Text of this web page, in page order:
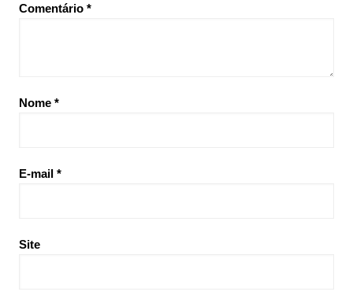
Comentário *
Nome *
E-mail *
Site